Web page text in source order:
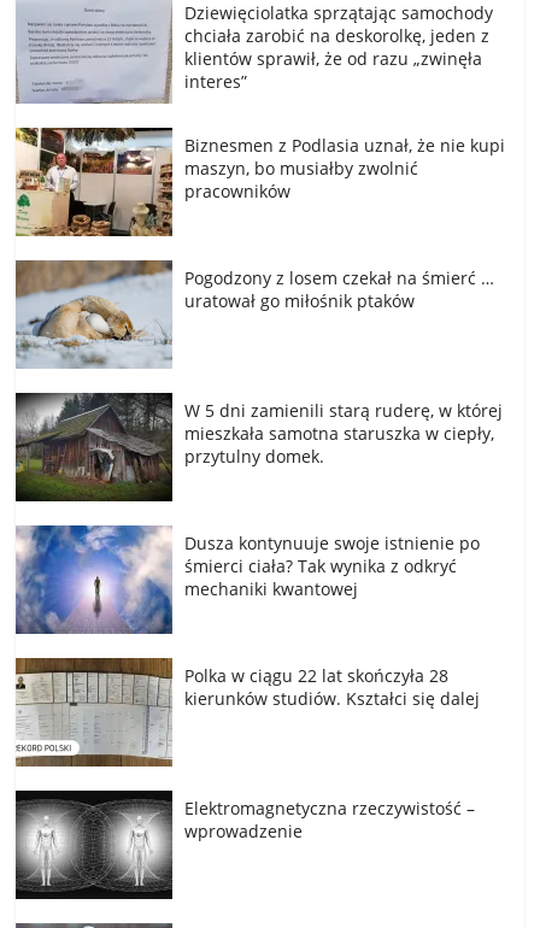
Dziewięciolatka sprzątając samochody
chciała zarobić na deskorolkę, jeden z
klientów sprawił, że od razu „zwinęła
interes”
Biznesmen z Podlasia uznał, że nie kupi
maszyn, bo musiałby zwolnić
pracowników
Pogodzony z losem czekał na śmierć …
uratował go miłośnik ptaków
W 5 dni zamienili starą ruderę, w której
mieszkała samotna staruszka w ciepły,
przytulny domek.
Dusza kontynuuje swoje istnienie po
śmierci ciała? Tak wynika z odkryć
mechaniki kwantowej
Polka w ciągu 22 lat skończyła 28
kierunków studiów. Kształci się dalej
Elektromagnetyczna rzeczywistość –
wprowadzenie